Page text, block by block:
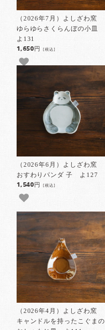
（2026年7月）よしざわ窯
ゆらゆらさくらんぼの小皿
よ131
1,650円[税込]
（2026年6月）よしざわ窯
おすわりパンダ 子 よ127
1,540円[税込]
（2026年4月）よしざわ窯
キャンドルを持ったこぐまの